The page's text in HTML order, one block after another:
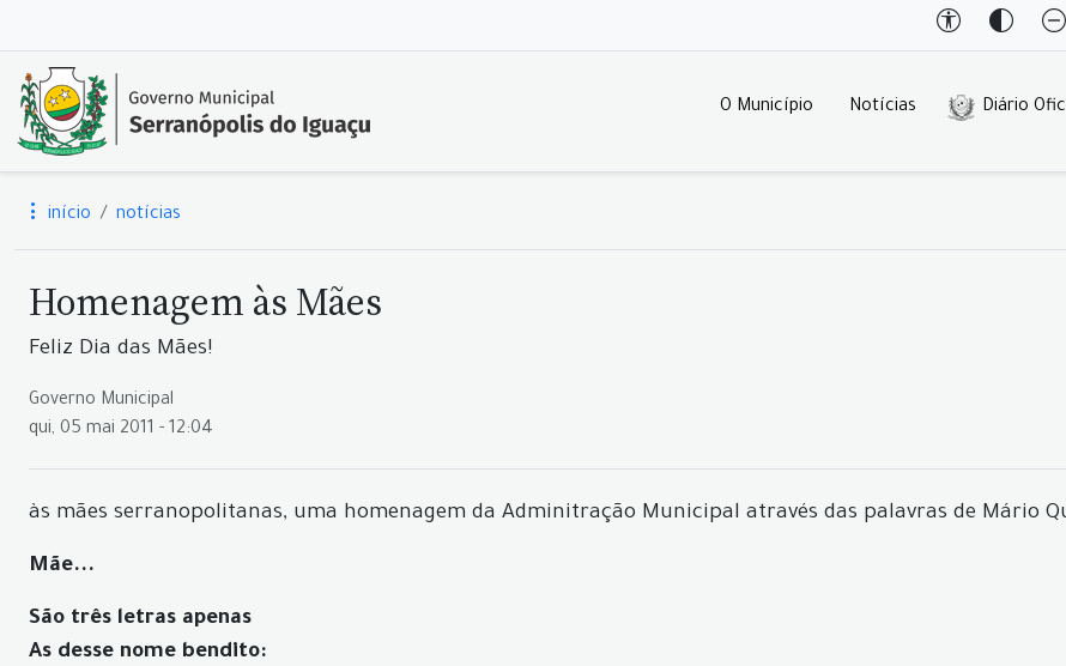
O Município Notícias Diário
início notícias
Homenagem às Mães
Feliz Dia das Mães!
Governo Municipal
qui, 05 mai 2011 - 12:04
às mães serranopolitanas, uma homenagem da Adminitração Municipal através das palavras de Mário
Mãe...
São três letras apenas
As desse nome bendito: